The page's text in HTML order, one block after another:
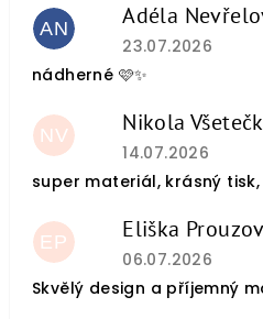
AN Adéla
Hodnocení
23.07.2026
nádherné 🩷✨
NV Nikola
Hodnocení
14.07.2026
super materiál, krásný tisk,
EP Eliška
Hodnocení
06.07.2026
Skvělý design a příjemný